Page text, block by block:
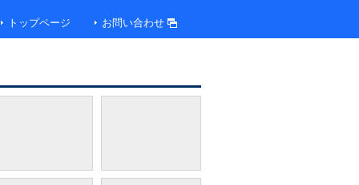
トップページ お問い合わせ